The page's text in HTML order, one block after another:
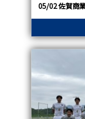
05/02 佐賀商